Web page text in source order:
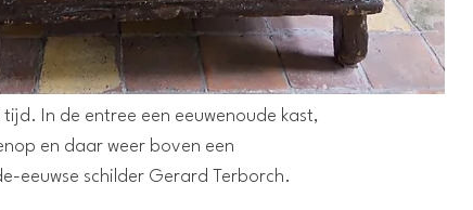
In de entree een eeuwenoude kast,
en daar weer boven een
eeuwse schilder Gerard Terborch.